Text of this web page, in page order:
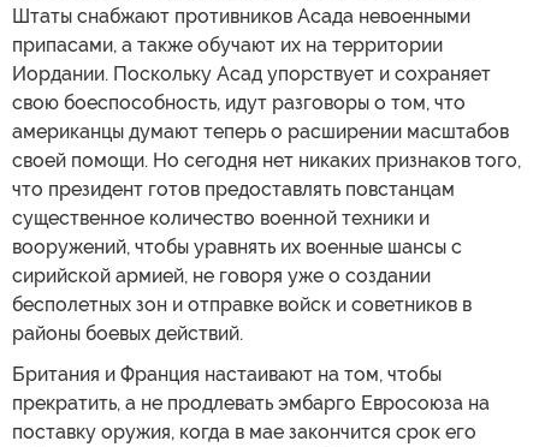
Штаты снабжают противников Асада невоенными
припасами, а также обучают их на территории
Иордании. Поскольку Асад упорствует и сохраняет
свою боеспособность, идут разговоры о том, что
американцы думают теперь о расширении масштабов
своей помощи. Но сегодня нет никаких признаков того,
что президент готов предоставлять повстанцам
существенное количество военной техники и
вооружений, чтобы уравнять их военные шансы с
сирийской армией, не говоря уже о создании
бесполетных зон и отправке войск и советников в
районы боевых действий.
Британия и Франция настаивают на том, чтобы
прекратить, а не продлевать эмбарго Евросоюза на
поставку оружия, когда в мае закончится срок его